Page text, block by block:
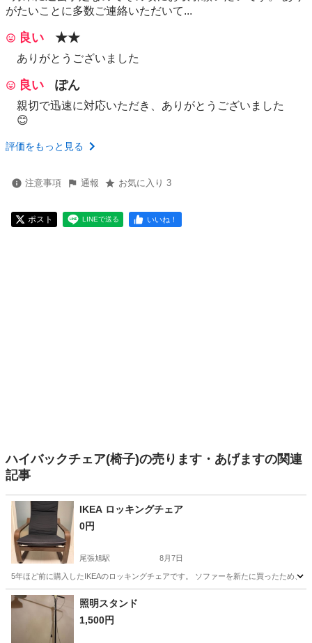
がたいことに多数ご連絡いただいて...
良い ★★
ありがとうございました
良い ぽん
親切で迅速に対応いただき、ありがとうございました
😊
評価をもっと見る
注意事項 通報 お気に入り 3
ポスト LINEで送る いいね！
ハイバックチェア(椅子)の売ります・あげますの関連
記事
IKEA ロッキングチェア
0円
尾張旭駅 8月7日
5年ほど前に購入したIKEAのロッキングチェアです。 ソファーを新たに買ったため、
愛知 尾張旭市 尾張旭駅
照明スタンド
1,500円